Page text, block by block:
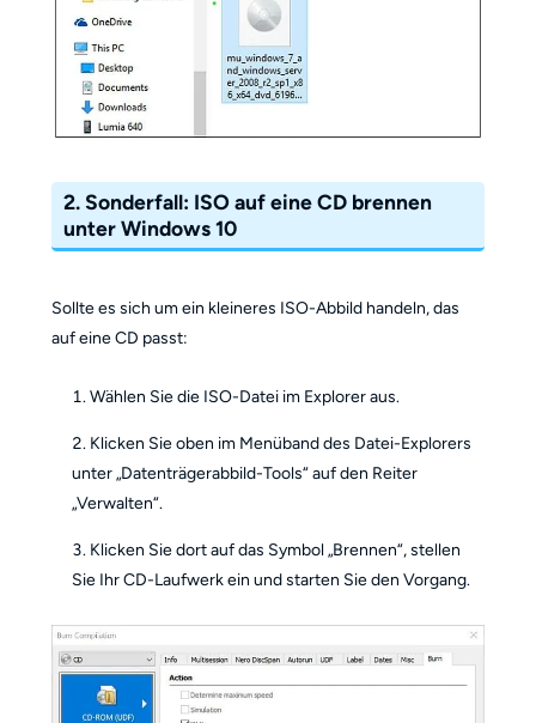
2. Sonderfall: ISO auf eine CD brennen
unter Windows 10
Sollte es sich um ein kleineres ISO-Abbild handeln, das
auf eine CD passt:
Wählen Sie die ISO-Datei im Explorer aus.
Klicken Sie oben im Menüband des Datei-Explorers
unter „Datenträgerabbild-Tools“ auf den Reiter
„Verwalten“.
Klicken Sie dort auf das Symbol „Brennen“, stellen
Sie Ihr CD-Laufwerk ein und starten Sie den Vorgang.